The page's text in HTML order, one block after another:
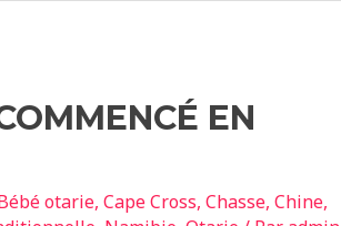
EN
otarie, Cape Cross, Chasse, Chine,